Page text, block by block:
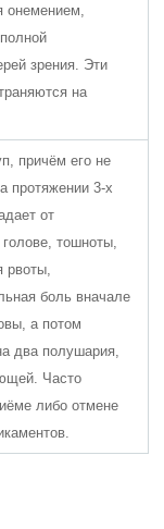
зрения. Эти
на
причём его не
протяжении 3-х
от
тошноты,
боль вначале
а потом
два полушария,
Часто
либо отмене